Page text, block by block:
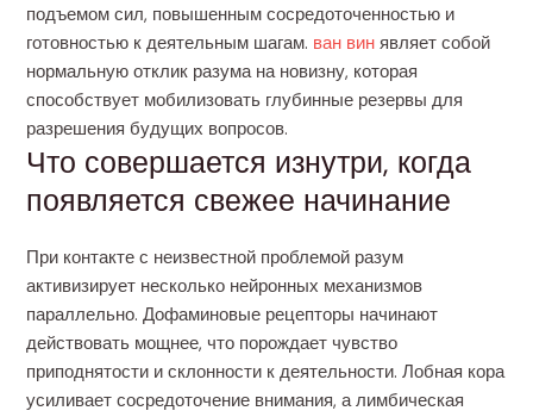
подъемом сил, повышенным сосредоточенностью и
готовностью к деятельным шагам. ван вин являет собой
нормальную отклик разума на новизну, которая
способствует мобилизовать глубинные резервы для
разрешения будущих вопросов.
Что совершается изнутри, когда
появляется свежее начинание
При контакте с неизвестной проблемой разум
активизирует несколько нейронных механизмов
параллельно. Дофаминовые рецепторы начинают
действовать мощнее, что порождает чувство
приподнятости и склонности к деятельности. Лобная кора
усиливает сосредоточение внимания, а лимбическая